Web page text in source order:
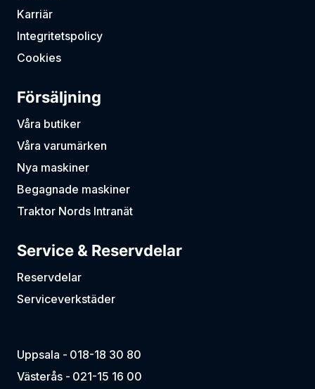
Karriär
Integritetspolicy
Cookies
Försäljning
Våra butiker
Våra varumärken
Nya maskiner
Begagnade maskiner
Traktor Nords Intranät
Service & Reservdelar
Reservdelar
Serviceverkstäder
Uppsala - 018-18 30 80
Västerås - 021-15 16 00